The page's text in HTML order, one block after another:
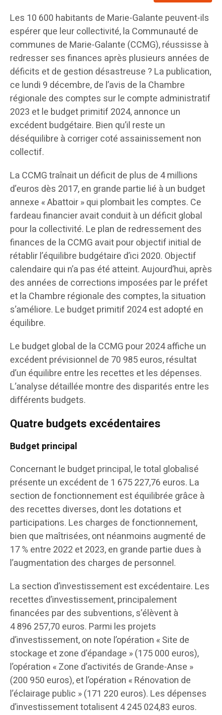
Les 10 600 habitants de Marie-Galante peuvent-ils
espérer que leur collectivité, la Communauté de
communes de Marie-Galante (CCMG), réussisse à
redresser ses finances après plusieurs années de
déficits et de gestion désastreuse ? La publication,
ce lundi 9 décembre, de l’avis de la Chambre
régionale des comptes sur le compte administratif
2023 et le budget primitif 2024, annonce un
excédent budgétaire. Bien qu’il reste un
déséquilibre à corriger coté assainissement non
collectif.
La CCMG traînait un déficit de plus de 4 millions
d’euros dès 2017, en grande partie lié à un budget
annexe « Abattoir » qui plombait les comptes. Ce
fardeau financier avait conduit à un déficit global
pour la collectivité. Le plan de redressement des
finances de la CCMG avait pour objectif initial de
rétablir l’équilibre budgétaire d’ici 2020. Objectif
calendaire qui n’a pas été atteint. Aujourd’hui, après
des années de corrections imposées par le préfet
et la Chambre régionale des comptes, la situation
s’améliore. Le budget primitif 2024 est adopté en
équilibre.
Le budget global de la CCMG pour 2024 affiche un
excédent prévisionnel de 70 985 euros, résultat
d’un équilibre entre les recettes et les dépenses.
L’analyse détaillée montre des disparités entre les
différents budgets.
Quatre budgets excédentaires
Budget principal
Concernant le budget principal, le total globalisé
présente un excédent de 1 675 227,76 euros. La
section de fonctionnement est équilibrée grâce à
des recettes diverses, dont les dotations et
participations. Les charges de fonctionnement,
bien que maîtrisées, ont néanmoins augmenté de
17 % entre 2022 et 2023, en grande partie dues à
l’augmentation des charges de personnel.
La section d’investissement est excédentaire. Les
recettes d’investissement, principalement
financées par des subventions, s’élèvent à
4 896 257,70 euros. Parmi les projets
d’investissement, on note l’opération « Site de
stockage et zone d’épandage » (175 000 euros),
l’opération « Zone d’activités de Grande-Anse »
(200 950 euros), et l’opération « Rénovation de
l’éclairage public » (171 220 euros). Les dépenses
d’investissement totalisent 4 245 024,83 euros.